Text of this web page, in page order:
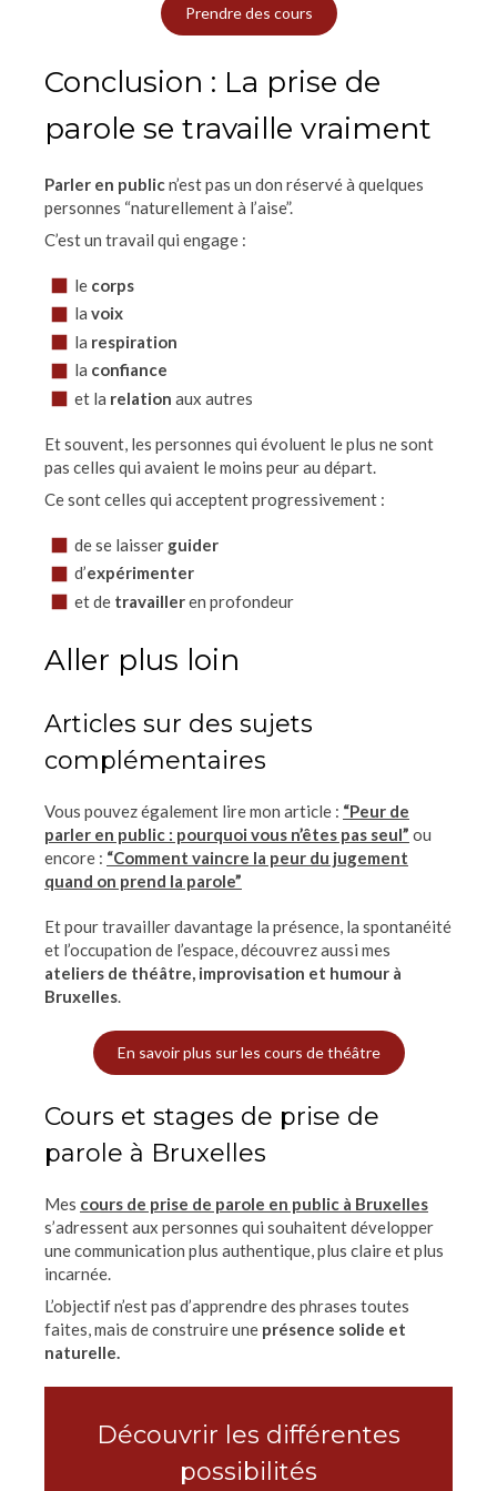
Prendre des cours
Conclusion : La prise de
parole se travaille vraiment
Parler en publicn’est pas un don réservé à quelques
personnes “naturellement à l’aise”.
C’est un travail qui engage :
le corps
la voix
la respiration
la confiance
et la relation aux autres
Et souvent, les personnes qui évoluent le plus ne sont
pas celles qui avaient le moins peur au départ.
Ce sont celles qui acceptent progressivement :
de se laisser guider
d’expérimenter
et de travailleren profondeur
Aller plus loin
Articles sur des sujets
complémentaires
Vous pouvez également lire mon article : “Peur de
parler en public : pourquoi vous n’êtes pas seul” ou
encore : “Comment vaincre la peur du jugement
quand on prend la parole”
Et pour travailler davantage la présence, la spontanéité
et l’occupation de l’espace, découvrez aussi mes
ateliers de théâtre, improvisation et humour à
Bruxelles.
En savoir plus sur les cours de théâtre
Cours et stages de prise de
parole à Bruxelles
Mes cours de prise de parole en public à Bruxelles
s’adressent aux personnes qui souhaitent développer
une communication plus authentique, plus claire et plus
incarnée.
L’objectif n’est pas d’apprendre des phrases toutes
faites, mais de construire une présence solide et
naturelle.
Découvrir les différentes
possibilités